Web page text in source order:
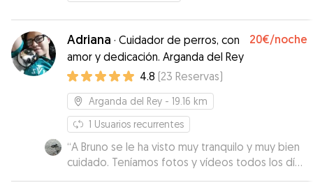
Adriana · Cuidador de perros, con
amor y dedicación. Arganda del Rey
20€/noche
4.8 (23 Reservas)
Arganda del Rey - 19.16 km
1 Usuarios recurrentes
“A Bruno se le ha visto muy tranquilo y muy bien
cuidado. Teníamos fotos y vídeos todos los días.
Todo perfecto.”